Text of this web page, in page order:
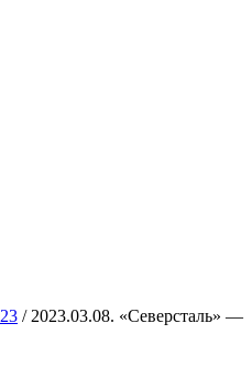
/ 2023.03.08. «Северсталь» —